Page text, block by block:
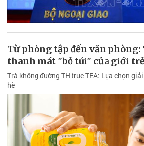
Từ phòng tập đến văn phòng:
thanh mát "bỏ túi" của giới trẻ
Trà không đường TH true TEA: Lựa chọn
hè